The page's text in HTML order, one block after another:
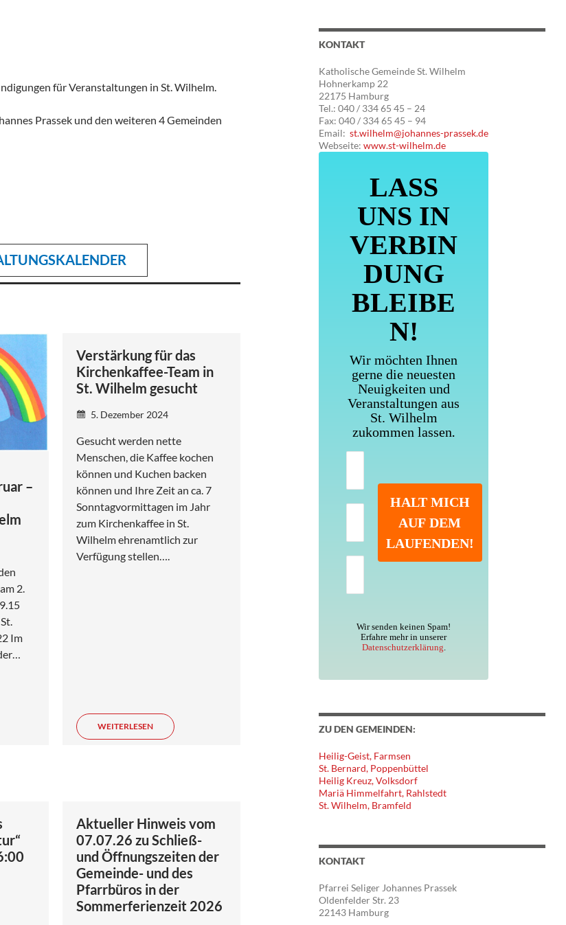
für Veranstaltungen in St. Wilhelm.
Prassek und den weiteren 4 Gemeinden
–
2.
Im
Verstärkung für das
Kirchenkaffee-Team in
St. Wilhelm gesucht
5. Dezember 2024
Gesucht werden nette
Menschen, die Kaffee kochen
können und Kuchen backen
können und Ihre Zeit an ca. 7
Sonntagvormittagen im Jahr
zum Kirchenkaffee in St.
Wilhelm ehrenamtlich zur
Verfügung stellen….
WEITERLESEN
Aktueller Hinweis vom
07.07.26 zu Schließ-
und Öffnungszeiten der
Gemeinde- und des
Pfarrbüros in der
Sommerferienzeit 2026
KONTAKT
Katholische Gemeinde St. Wilhelm
Hohnerkamp 22
22175 Hamburg
Tel.: 040 / 334 65 45 – 24
Fax: 040 / 334 65 45 – 94
Email: st.wilhelm@johannes-prassek.de
Webseite: www.st-wilhelm.de
LASS
UNS IN
VERBIN
DUNG
BLEIBE
N!
Wir möchten Ihnen
gerne die neuesten
Neuigkeiten und
Veranstaltungen aus
St. Wilhelm
zukommen lassen.
Wir senden keinen Spam!
Erfahre mehr in unserer
Datenschutzerklärung.
ZU DEN GEMEINDEN:
Heilig-Geist, Farmsen
St. Bernard, Poppenbüttel
Heilig Kreuz, Volksdorf
Mariä Himmelfahrt, Rahlstedt
St. Wilhelm, Bramfeld
KONTAKT
Pfarrei Seliger Johannes Prassek
Oldenfelder Str. 23
22143 Hamburg